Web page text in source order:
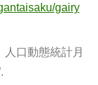
gairy
口動態統計月